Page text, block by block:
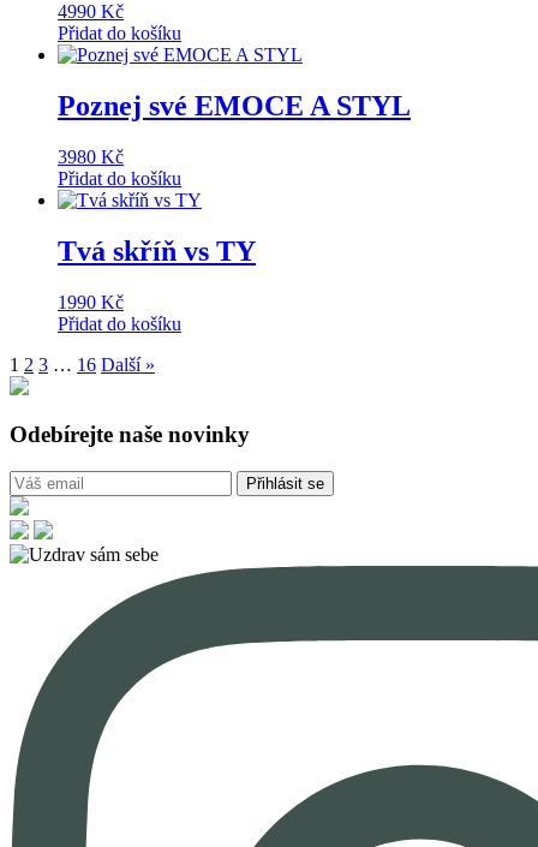
4990 Kč
Přidat do košíku
Poznej své EMOCE A STYL
3980 Kč
Přidat do košíku
Tvá skříň vs TY
1990 Kč
Přidat do košíku
1 2 3 … 16 Další »
Odebírejte naše novinky
Přihlásit se